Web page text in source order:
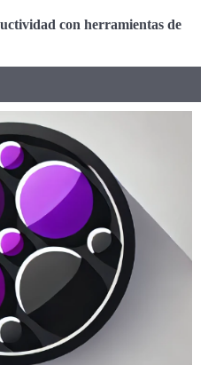
con herramientas de